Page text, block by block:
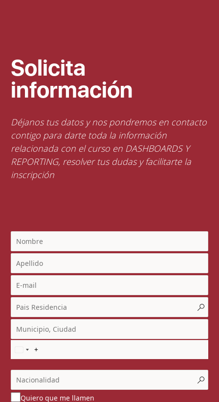
Solicita
información
Déjanos tus datos y nos pondremos en contacto
contigo para darte toda la información
relacionada con el curso en DASHBOARDS Y
REPORTING, resolver tus dudas y facilitarte la
inscripción
Quiero que me llamen